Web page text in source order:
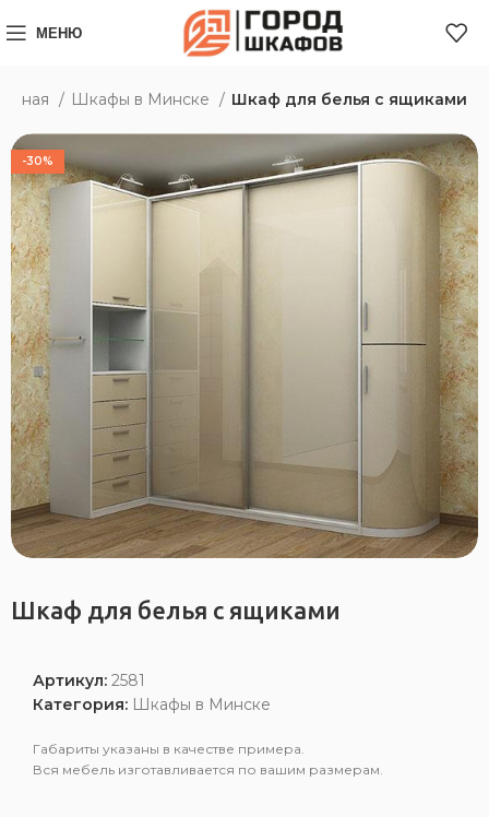
МЕНЮ
Шкафы в Минске Шкаф для белья с ящиками
-30%
Шкаф для белья с ящиками
Артикул:2581
Категория: Шкафы в Минске
Габариты указаны в качестве примера.
Вся мебель изготавливается по вашим размерам.